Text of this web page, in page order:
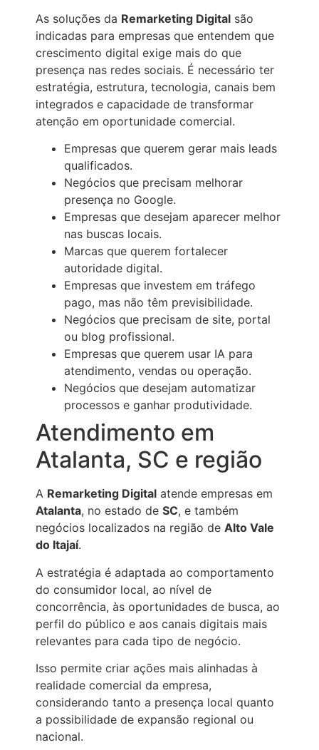
As soluções da Remarketing Digital são
indicadas para empresas que entendem que
crescimento digital exige mais do que
presença nas redes sociais. É necessário ter
estratégia, estrutura, tecnologia, canais bem
integrados e capacidade de transformar
atenção em oportunidade comercial.
Empresas que querem gerar mais leads
qualificados.
Negócios que precisam melhorar
presença no Google.
Empresas que desejam aparecer melhor
nas buscas locais.
Marcas que querem fortalecer
autoridade digital.
Empresas que investem em tráfego
pago, mas não têm previsibilidade.
Negócios que precisam de site, portal
ou blog profissional.
Empresas que querem usar IA para
atendimento, vendas ou operação.
Negócios que desejam automatizar
processos e ganhar produtividade.
Atendimento em
Atalanta, SC e região
A Remarketing Digital atende empresas em
Atalanta, no estado de SC, e também
negócios localizados na região de Alto Vale
do Itajaí.
A estratégia é adaptada ao comportamento
do consumidor local, ao nível de
concorrência, às oportunidades de busca, ao
perfil do público e aos canais digitais mais
relevantes para cada tipo de negócio.
Isso permite criar ações mais alinhadas à
realidade comercial da empresa,
considerando tanto a presença local quanto
a possibilidade de expansão regional ou
nacional.